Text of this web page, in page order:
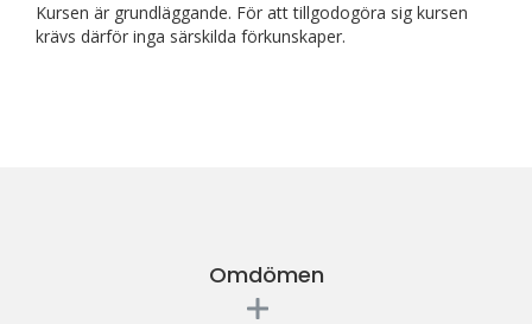
Kursen är grundläggande. För att tillgodogöra sig kursen
krävs därför inga särskilda förkunskaper.
Omdömen